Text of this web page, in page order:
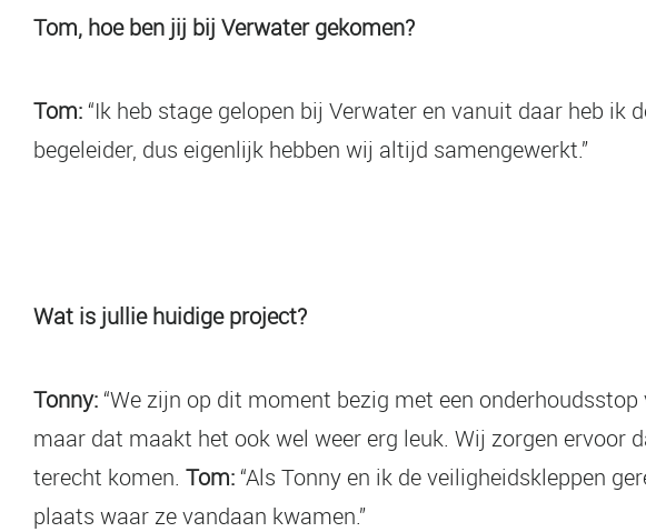
Tom, hoe ben jij bij Verwater gekomen?
Tom:“Ik heb stage gelopen bij Verwater en vanuit daar heb
begeleider, dus eigenlijk hebben wij altijd samengewerkt.”
Wat is jullie huidige project?
Tonny:“We zijn op dit moment bezig met een
maar dat maakt het ook wel weer erg leuk. Wij zorgen ervoor
terecht komen. Tom:“Als Tonny en ik de veiligheidskleppen
plaats waar ze vandaan kwamen.”